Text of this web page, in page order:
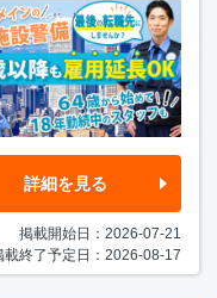
詳細を見る
掲載開始日：2026-07-21
載終了予定日：2026-08-17